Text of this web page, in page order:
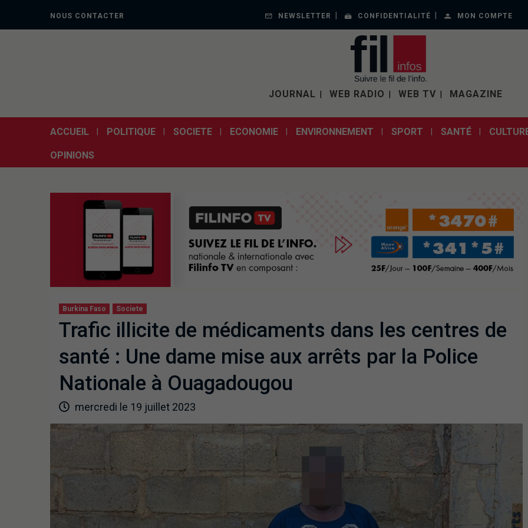
NOUS CONTACTER NEWSLETTER CONFIDENTIALITÉ MON COMPTE
JOURNAL WEB RADIO WEB TV MAGAZINE
ACCUEIL POLITIQUE SOCIETE ECONOMIE ENVIRONNEMENT SPORT SANTÉ
OPINIONS
Burkina Faso Societe
Trafic illicite de médicaments dans les centres de
santé : Une dame mise aux arrêts par la Police
Nationale à Ouagadougou
mercredi le 19 juillet 2023